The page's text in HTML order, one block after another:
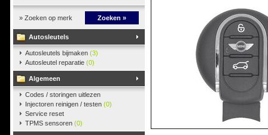
» Zoeken op merk Zoeken »
Autosleutels
Autosleutels bijmaken (3)
Autosleutel reparatie (0)
Algemeen
Codes / storingen uitlezen
Injectoren reinigen / testen (0)
Service reset
TPMS sensoren (0)